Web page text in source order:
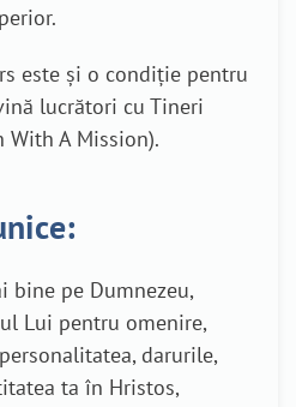
este și o condiție pentru
lucrători cu Tineri
With A Mission).
bine pe Dumnezeu,
Lui pentru omenire,
darurile,
ta în Hristos,